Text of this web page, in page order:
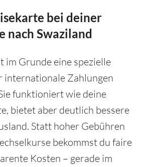
bei deiner
nach Swaziland
im Grunde eine spezielle
internationale Zahlungen
funktioniert wie deine
bietet aber deutlich bessere
Statt hoher Gebühren
bekommst du faire
Kosten – gerade im